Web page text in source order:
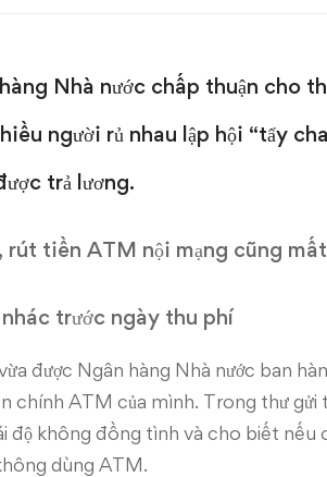
Nhà nước chấp thuận cho
người rủ nhau lập hội “tẩy
trả lương.
rút tiền ATM nội mạng cũng
trước ngày thu phí
được Ngân hàng Nhà nước ban
chính ATM của mình. Trong thư gửi
độ không đồng tình và cho biết nếu
dùng ATM.